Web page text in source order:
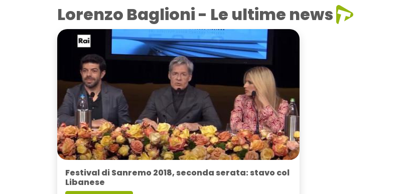
Lorenzo Baglioni - Le ultime news
Festival di Sanremo 2018, seconda serata: stavo col
Libanese